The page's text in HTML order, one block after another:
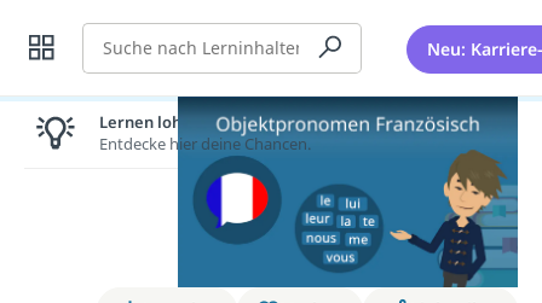
Suche Neu:
Lernen lohnt sich!
Entdecke hier deine Chancen.